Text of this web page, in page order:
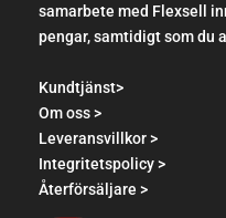
samarbete med Flexsell
pengar, samtidigt som du
Kundtjänst>
Om oss >
Leveransvillkor >
Integritetspolicy >
Återförsäljare >